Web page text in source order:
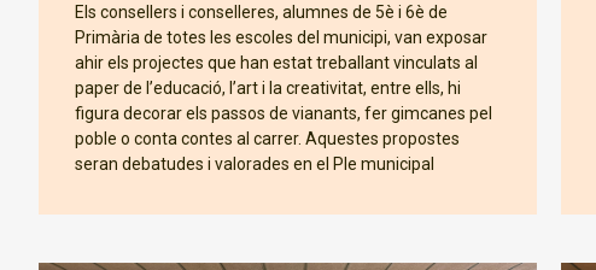
Els consellers i conselleres, alumnes de 5è i 6è de
Primària de totes les escoles del municipi, van exposar
ahir els projectes que han estat treballant vinculats al
paper de l’educació, l’art i la creativitat, entre ells, hi
figura decorar els passos de vianants, fer gimcanes pel
poble o conta contes al carrer. Aquestes propostes
seran debatudes i valorades en el Ple municipal